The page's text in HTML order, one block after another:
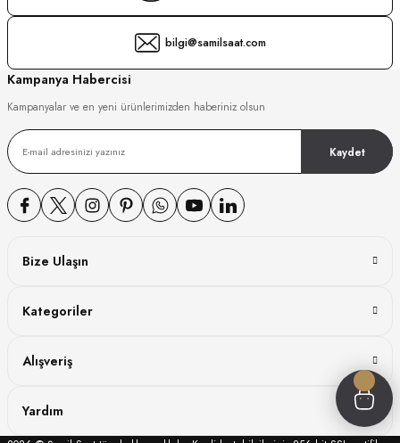
bilgi@samilsaat.com
Kampanya Habercisi
Kampanyalar ve en yeni ürünlerimizden haberiniz olsun
Kaydet
Bize Ulaşın
Kategoriler
Alışveriş
Yardım
WATCH
WATCH